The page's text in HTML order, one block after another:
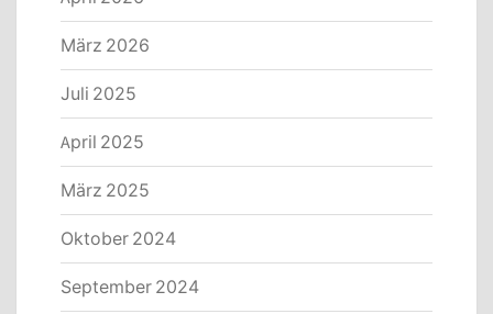
März 2026
Juli 2025
April 2025
März 2025
Oktober 2024
September 2024